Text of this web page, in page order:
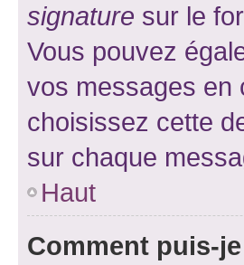
signature sur le
Vous pouvez
vos messages en
choisissez cette
sur chaque
Haut
Comment puis-